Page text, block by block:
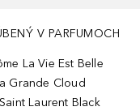
V PARFUMOCH
La Vie Est Belle
Grande Cloud
Laurent Black